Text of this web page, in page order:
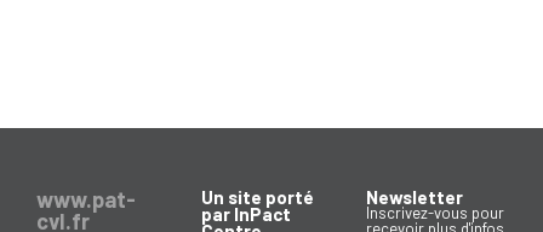
www.pat-
cvl.fr
Un site porté
par InPact
Newsletter
Inscrivez-vous pour